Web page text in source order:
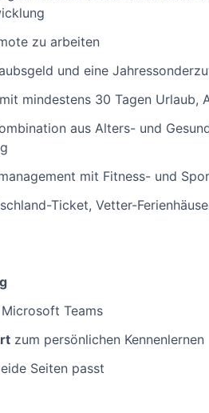
zu arbeiten
und eine
mindestens 30 Tagen
aus Alters- und
mit Fitness- und
Ticket, Vetter-
Teams
zum persönlichen Kennenlernen
Seiten passt